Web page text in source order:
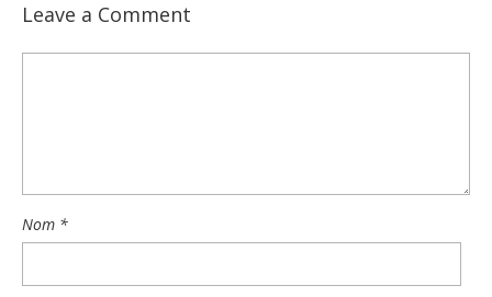
Leave a Comment
Nom *